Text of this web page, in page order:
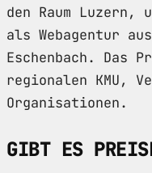
den Raum
als Webagentur
Eschenbach. Das
regionalen KMU,
Organisationen.
GIBT ES